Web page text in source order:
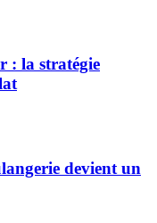
: la stratégie
devient un